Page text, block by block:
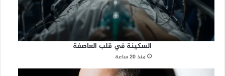
السكينة في قلب العاصفة
منذ 20 ساعة